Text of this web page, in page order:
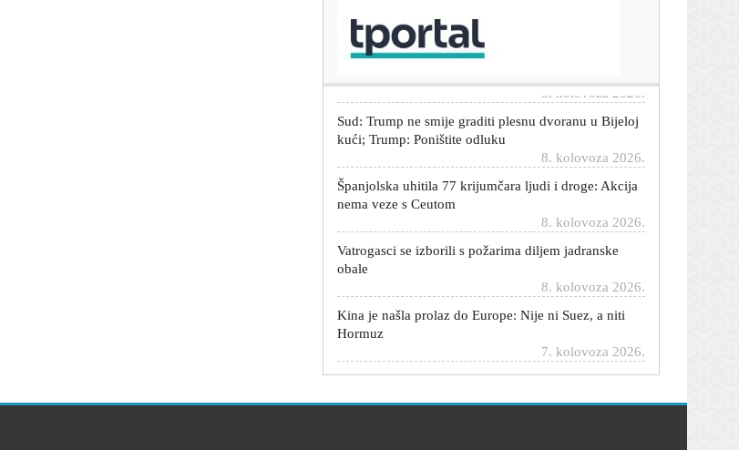
SAD odobrile nove sankcije Rusiji: Von der Leyen
oduševljena
Sud: Trump ne smije graditi plesnu dvoranu u Bijeloj
8. kolovoza 2026.
Španjolska uhitila 77 krijumčara ljudi i droge: Akcija
8. kolovoza 2026.
Vatrogasci se izborili s požarima diljem jadranske
8. kolovoza 2026.
Kina je našla prolaz do Europe: Nije ni Suez, a niti
7. kolovoza 2026.
Spremaju automobil koji bi mogao biti veliki hit: 'Cilj